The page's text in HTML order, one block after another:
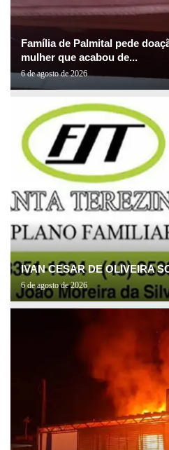
Família de Palmital pede
mulher que acabou de...
6 de agosto de 2026
IVAN CESAR DE OLIVEIRA
6 de agosto de 2026